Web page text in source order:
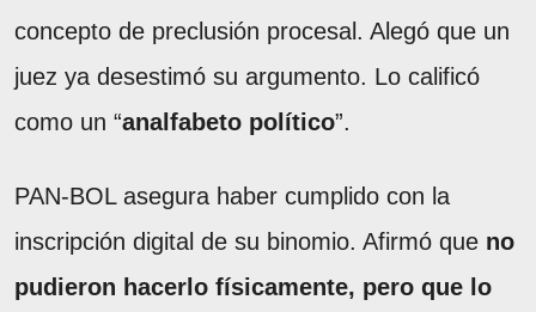
concepto de preclusión procesal. Alegó que un
juez ya desestimó su argumento. Lo calificó
como un “analfabeto político”.
PAN-BOL asegura haber cumplido con la
inscripción digital de su binomio. Afirmó que no
pudieron hacerlo físicamente, pero que lo